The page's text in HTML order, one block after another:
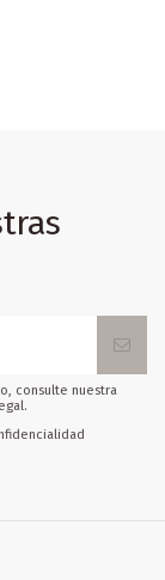
consulte nuestra